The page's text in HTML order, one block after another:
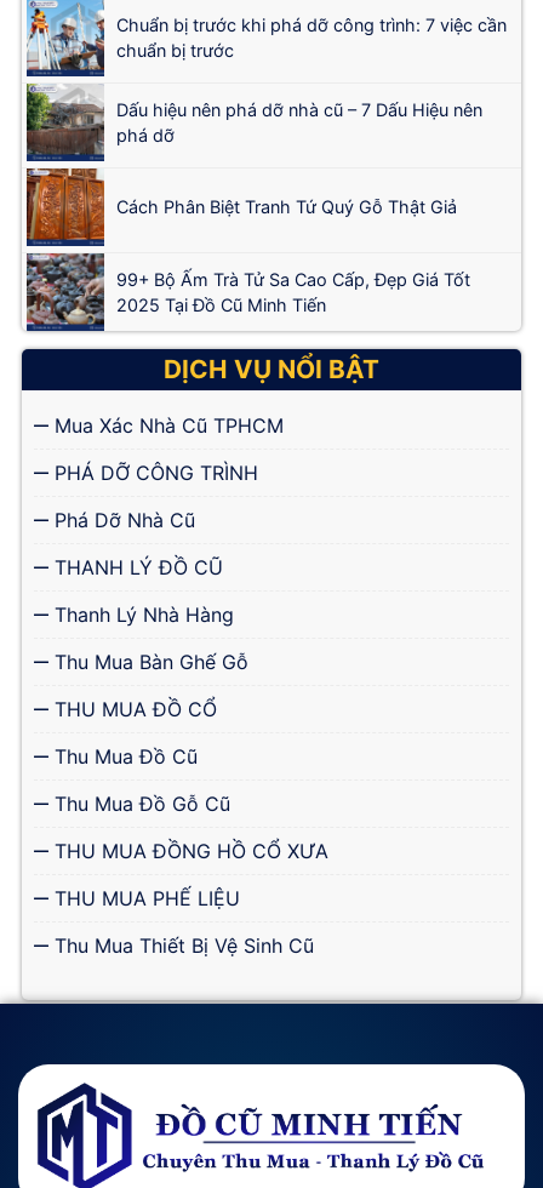
Chuẩn bị trước khi phá dỡ công trình: 7 việc cần
chuẩn bị trước
Dấu hiệu nên phá dỡ nhà cũ – 7 Dấu Hiệu nên
phá dỡ
Cách Phân Biệt Tranh Tứ Quý Gỗ Thật Giả
99+ Bộ Ấm Trà Tử Sa Cao Cấp, Đẹp Giá Tốt
2025 Tại Đồ Cũ Minh Tiến
DỊCH VỤ NỔI BẬT
Mua Xác Nhà Cũ TPHCM
PHÁ DỠ CÔNG TRÌNH
Phá Dỡ Nhà Cũ
THANH LÝ ĐỒ CŨ
Thanh Lý Nhà Hàng
Thu Mua Bàn Ghế Gỗ
THU MUA ĐỒ CỔ
Thu Mua Đồ Cũ
Thu Mua Đồ Gỗ Cũ
THU MUA ĐỒNG HỒ CỔ XƯA
THU MUA PHẾ LIỆU
Thu Mua Thiết Bị Vệ Sinh Cũ